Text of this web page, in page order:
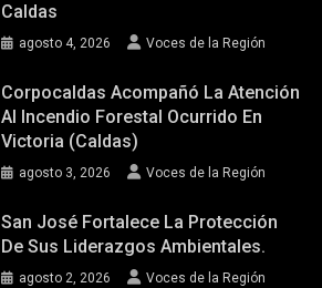
Caldas
agosto 4, 2026 Voces de la Región
Corpocaldas Acompañó La Atención
Al Incendio Forestal Ocurrido En
Victoria (Caldas)
agosto 3, 2026 Voces de la Región
San José Fortalece La Protección
De Sus Liderazgos Ambientales.
agosto 2, 2026 Voces de la Región